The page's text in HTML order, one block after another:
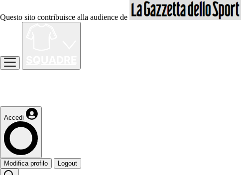
Questo sito contribuisce alla audience de
Accedi
Modifica profilo Logout